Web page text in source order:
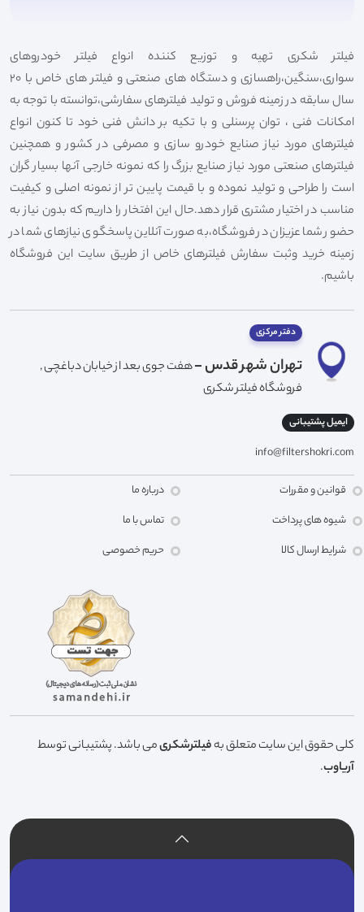
فیلتر شکری تهیه و توزیع کننده انواع فیلتر خودروهای
سواری،سنگین،راهسازی و دستگاه های صنعتی و فیلتر های خاص با 20
سال سابقه در زمینه فروش و تولید فیلترهای سفارشی،توانسته با توجه به
امکانات فنی ، توان پرسنلی و با تکیه بر دانش فنی خود تا کنون انواع
فیلترهای مورد نیاز صنایع خودرو سازی و مصرفی در کشور و همچنین
فیلترهای صنعتی مورد نیاز صنایع بزرگ را که نمونه خارجی آنها بسیار گران
است را طراحی و تولید نموده و با قیمت پایین تر از نمونه اصلی و کیفیت
مناسب در اختیار مشتری قرار دهد.حال این افتخار را داریم که بدون نیاز به
حضور شما عزیزان در فروشگاه،به صورت آنلاین پاسخگوی نیازهای شما در
زمینه خرید وثبت سفارش فیلترهای خاص از طریق سایت این فروشگاه
باشیم.
دفتر مرکزی
تهران شهر قدس -هفت جوی بعد از خیابان دباغچی ,
فروشگاه فیلتر شکری
ایمیل پشتیبانی
info@filtershokri.com
قوانین و مقررات
شیوه های پرداخت
شرایط ارسال کالا
درباره ما
تماس با ما
حریم خصوصی
کلی حقوق این سایت متعلق بهفیلترشکریمی باشد. پشتیبانی توسط
آریاوب.